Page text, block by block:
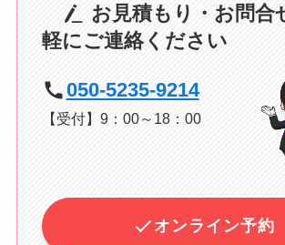
お見積もり・お問合
軽にご連絡ください
050-5235-9214
【受付】9：00～18：00
オンライン予約